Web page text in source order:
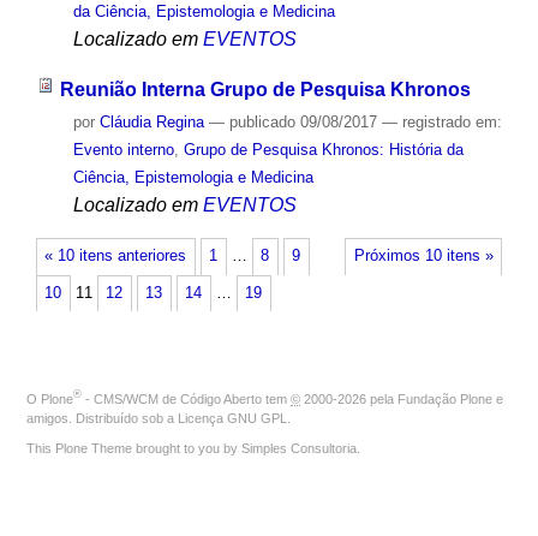
da Ciência, Epistemologia e Medicina
Localizado em EVENTOS
Reunião Interna Grupo de Pesquisa Khronos
por Cláudia Regina — publicado09/08/2017 — registrado em:
Evento interno, Grupo de Pesquisa Khronos: História da
Ciência, Epistemologia e Medicina
Localizado em EVENTOS
« 10 itens anteriores Próximos 10 itens »
1 … 8 9
10 11 12 13 14 … 19
O Plone® - CMS/WCM de Código Aberto tem © 2000-2026 pela Fundação Plone e
amigos. Distribuído sob a Licença GNU GPL
This Plone Theme brought to you by Simples Consultoria